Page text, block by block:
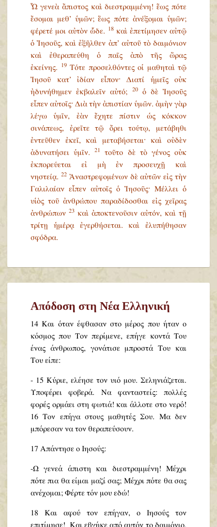
Ὦ γενεὰ ἄπιστος καὶ διεστραμμένη! ἕως πότε
ἔσομαι μεθ’ ὑμῶν; ἕως πότε ἀνέξομαι ὑμῶν;
φέρετέ μοι αὐτὸν ὧδε. 18καὶ ἐπετίμησεν αὐτῷ
ὁ Ἰησοῦς, καὶ ἐξῆλθεν ἀπ’ αὐτοῦ τὸ δαιμόνιον
καὶ ἐθεραπεύθη ὁ παῖς ἀπὸ τῆς ὥρας
ἐκείνης. 19Τότε προσελθόντες οἱ μαθηταὶ τῷ
Ἰησοῦ κατ’ ἰδίαν εἶπον· Διατί ἡμεῖς οὐκ
ἠδυνήθημεν ἐκβαλεῖν αὐτό;
20ὁ δὲ Ἰησοῦς
εἶπεν αὐτοῖς· Διὰ τὴν ἀπιστίαν ὑμῶν. ἀμὴν γὰρ
λέγω ὑμῖν, ἐὰν ἔχητε πίστιν ὡς κόκκον
σινάπεως, ἐρεῖτε τῷ ὄρει τούτῳ, μετάβηθι
ἐντεῦθεν ἐκεῖ, καὶ μεταβήσεται· καὶ οὐδὲν
ἀδυνατήσει ὑμῖν.21
τοῦτο δὲ τὸ γένος οὐκ
ἐκπορεύεται εἰ μὴ ἐν προσευχῇ καὶ
νηστείᾳ. 22Ἀναστρεφομένων δὲ αὐτῶν εἰς τὴν
Γαλιλαίαν εἶπεν αὐτοῖς ὁ Ἰησοῦς· Μέλλει ὁ
υἱὸς τοῦ ἀνθρώπου παραδίδοσθαι εἰς χεῖρας
ἀνθρώπων 23 καὶ ἀποκτενοῦσιν αὐτόν, καὶ τῇ
τρίτῃ ἡμέρᾳ ἐγερθήσεται. καὶ ἐλυπήθησαν
σφόδρα.
Απόδοση στη Νέα Ελληνική
14 Και όταν έφθασαν στο μέρος που ήταν ο
κόσμος που Τον περίμενε, επήγε κοντά Του
ένας άνθρωπος, γονάτισε μπροστά Του και
Του είπε:
- 15 Κύριε, ελέησε τον υιό μου. Σεληνιάζεται.
Υποφέρει φοβερά. Να φανταστείς: πολλές
φορές ορμάει στη φωτιά! και άλλοτε στο νερό!
16 Τον επήγα στους μαθητές Σου. Μα δεν
μπόρεσαν να τον θεραπεύσουν.
17 Απάντησε ο Ιησούς:
-Ω γενεά άπιστη και διεστραμμένη! Μέχρι
πότε πια θα είμαι μαζί σας; Μέχρι πότε θα σας
ανέχομαι; Φέρτε τόν μου εδώ!
18 Και αφού τον επήγαν, ο Ιησούς τον